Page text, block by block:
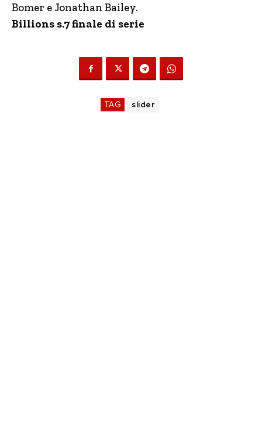
Bomer e Jonathan Bailey.
Billions s.7 finale di serie
TAG slider